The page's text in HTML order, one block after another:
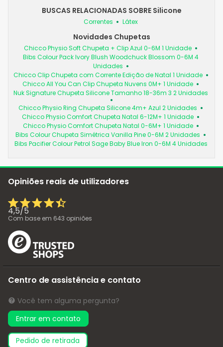
BUSCAS RELACIONADAS SOBRE Silicone
Correntes Látex
Novidades Chupetas
Chicco Physio Soft Chupeta + Clip Azul 0-6M 1 Unidade
Bibs Colour Pack Ivory Blush Woodchuck Blossom 0-6M 4
Unidades
Chicco Clip Chupeta com Corrente Edição de Natal 1 Unidade
Chicco All You Can Clip Chupeta Nuvens 0M+ 1 Unidade
Nuk Signature Chupeta Silicone Tamanho 18-36m 3 2 Unidades
Chicco Physio Ring Chupeta Silicone 4m+ Azul 2 Unidades
Chicco Physio Comfort Chupeta Natal 6-12M+ 1 Unidade
Chicco Physio Comfort Chupeta Natal 0-6M+ 1 Unidade
Bibs Colour Chupeta Simétrica Vanilla Pine 0-6M 2 Unidades
Bibs Pacifier Colour Petrol Sage Baby Blue Iron 0-6M 4 Unidades
Opiniões reais de utilizadores
4,5/5
Com base em 643 opiniões
Centro de assistência e contato
Você tem alguma pergunta?
Entrar em contato
pedido de retirada